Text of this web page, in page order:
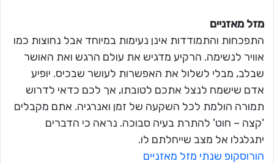
מזל מאזניים
התפכחות והתמודדות אינן נעימות במיוחד אבל נחוצות כמו
אוויר לנשימה. הרקיע מדגיש את עולם הרגש ואת האושר
שבלב, מבלי לשלול את האפשרות לעושר שבכיס. יופיע
אדם שישמח לנצל אתכם לטובתו, אך לכם כדאי לדרוש
תמורה הולמת לכל השקעה של זמן ואנרגיה. אתם מקבלים
'קצה – חוט' להתרת בעיה סבוכה. נראה כי הדברים
יתגלגלו אל מצב שייחלתם לו.
הורוסקופ שנתי מזל מאזניים